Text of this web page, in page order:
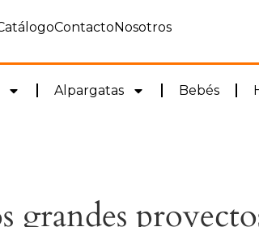
ContactoNosotros
Alpargatas Bebés
grandes